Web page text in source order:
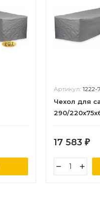
Артикул: 1222-7
Чехол для
290/
17 583 ₽